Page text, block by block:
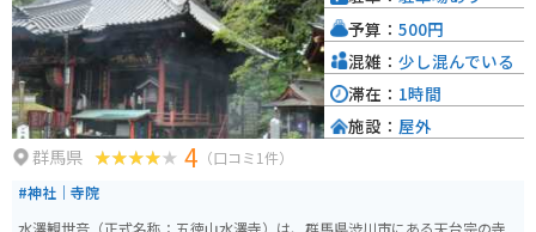
群馬県 4 （口コミ1件）
#神社｜寺院
予算： 500円
混雑： 少し混んでいる
滞在： 1時間
施設： 屋外